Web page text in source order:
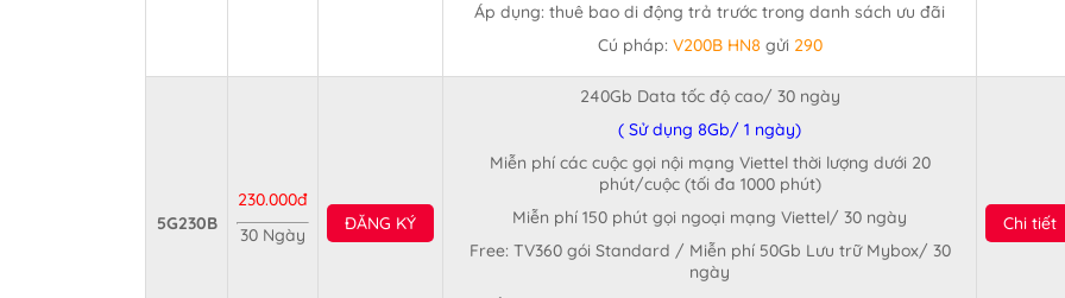
Áp dụng: thuê bao di động trả trước trong danh sách ưu đãi
Cú pháp: V200B HN8 gửi 290
5G230B
230.000đ
30 Ngày
ĐĂNG KÝ
240Gb Data tốc độ cao/ 30 ngày
( Sử dụng 8Gb/ 1 ngày)
Miễn phí các cuộc gọi nội mạng Viettel thời lượng dưới 20
phút/cuộc (tối đa 1000 phút)
Miễn phí 150 phút gọi ngoại mạng Viettel/ 30 ngày
Free: TV360 gói Standard / Miễn phí 50Gb Lưu trữ Mybox/ 30
ngày
Chi tiết